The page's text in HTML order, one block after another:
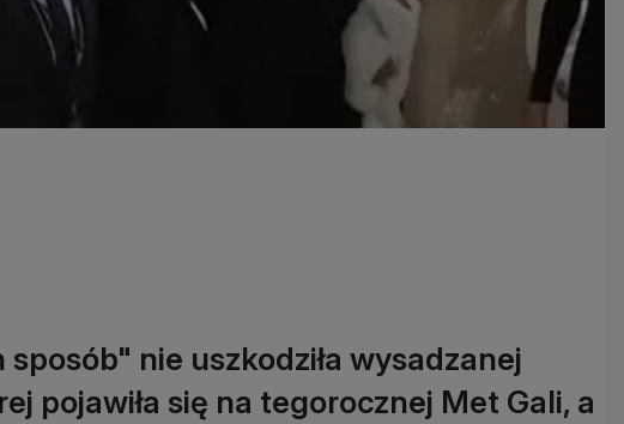
nie uszkodziła wysadzanej
pojawiła się na tegorocznej Met Gali, a